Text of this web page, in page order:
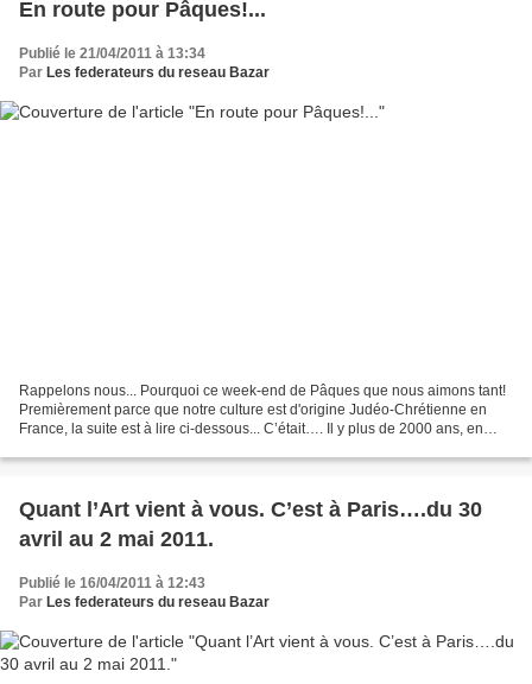
En route pour Pâques!...
Publié le 21/04/2011 à 13:34
Par Les federateurs du reseau Bazar
Rappelons nous... Pourquoi ce week-end de Pâques que nous aimons tant!
Premièrement parce que notre culture est d'origine Judéo-Chrétienne en
France, la suite est à lire ci-dessous... C’était…. Il y plus de 2000 ans, en
Quant l’Art vient à vous. C’est à Paris….du 30
avril au 2 mai 2011.
Publié le 16/04/2011 à 12:43
Par Les federateurs du reseau Bazar